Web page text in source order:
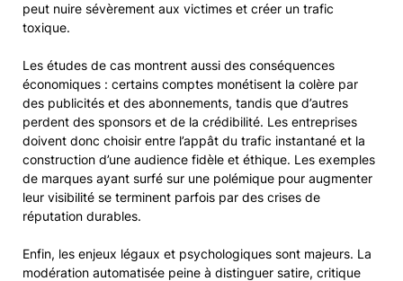
peut nuire sévèrement aux victimes et créer un trafic
toxique.
Les études de cas montrent aussi des conséquences
économiques : certains comptes monétisent la colère par
des publicités et des abonnements, tandis que d’autres
perdent des sponsors et de la crédibilité. Les entreprises
doivent donc choisir entre l’appât du trafic instantané et la
construction d’une audience fidèle et éthique. Les exemples
de marques ayant surfé sur une polémique pour augmenter
leur visibilité se terminent parfois par des crises de
réputation durables.
Enfin, les enjeux légaux et psychologiques sont majeurs. La
modération automatisée peine à distinguer satire, critique